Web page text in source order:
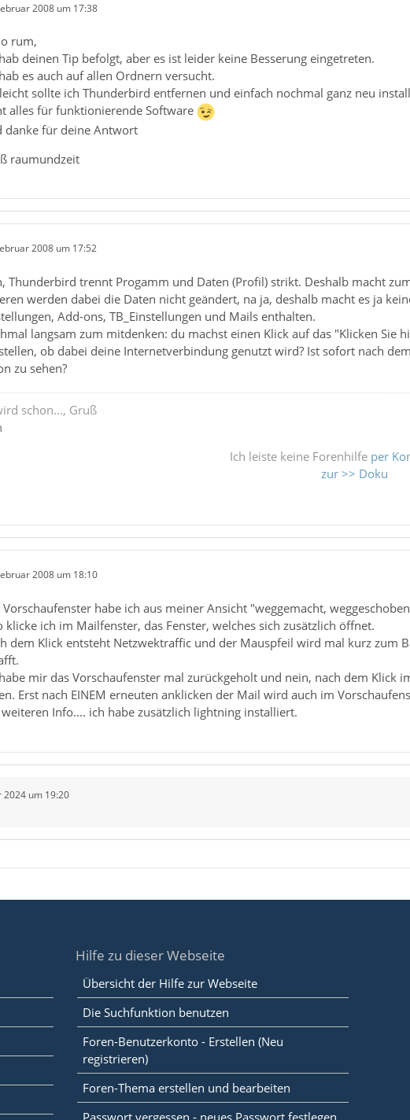
2008 um 17:38
rum,
deinen Tip befolgt, aber es ist leider keine Besserung eingetreten.
es auch auf allen Ordnern versucht.
sollte ich Thunderbird entfernen und einfach nochmal ganz neu
alles für funktionierende Software
danke für deine Antwort
raumundzeit
2008 um 17:52
Thunderbird trennt Progamm und Daten (Profil) strikt. Deshalb macht
werden dabei die Daten nicht geändert, na ja, deshalb macht es ja
Add-ons, TB_Einstellungen und Mails enthalten.
langsam zum mitdenken: du machst einen Klick auf das "Klicken Sie
ob dabei deine Internetverbindung genutzt wird? Ist sofort nach
zu sehen?
schon..., Gruß
Ich leiste keine Forenhilfe per
zur >> Doku
2008 um 18:10
Vorschaufenster habe ich aus meiner Ansicht "weggemacht,
klicke ich im Mailfenster, das Fenster, welches sich zusätzlich öffnet.
dem Klick entsteht Netzwektraffic und der Mauspfeil wird mal kurz zum
mir das Vorschaufenster mal zurückgeholt und nein, nach dem Klick
Erst nach EINEM erneuten anklicken der Mail wird auch im
Info.... ich habe zusätzlich lightning installiert.
2024 um 19:20
Hilfe zu dieser Webseite
Übersicht der Hilfe zur Webseite
Die Suchfunktion benutzen
Foren-Benutzerkonto - Erstellen (Neu
registrieren)
Foren-Thema erstellen und bearbeiten